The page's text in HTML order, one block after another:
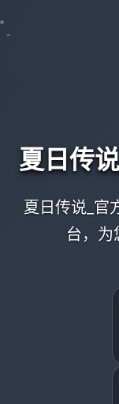
夏日传
夏日传说_官
台，为